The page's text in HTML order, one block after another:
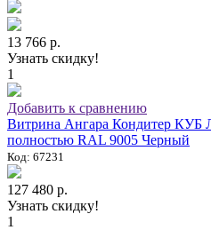
13 766 р.
Узнать скидку!
1
Добавить к сравнению
Витрина Ангара Кондитер
полностью RAL 9005 Черный
Код: 67231
127 480 р.
Узнать скидку!
1